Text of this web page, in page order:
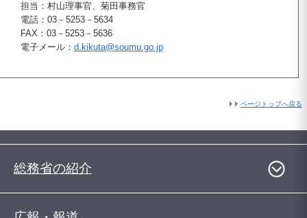
担当：村山理事官、菊田事務官
電話：03－5253－5634
FAX：03－5253－5636
電子メール： d.kikuta@soumu.go.jp
ページトップへ戻る
総務省の紹介